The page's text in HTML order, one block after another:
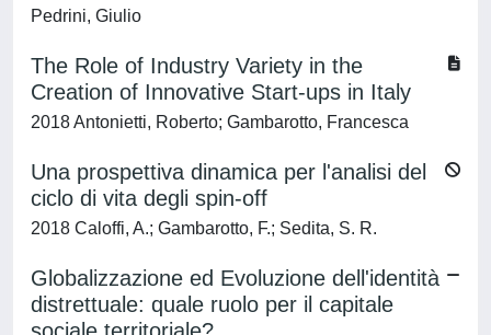
Pedrini, Giulio
The Role of Industry Variety in the
Creation of Innovative Start-ups in Italy
2018 Antonietti, Roberto; Gambarotto, Francesca
Una prospettiva dinamica per l'analisi del
ciclo di vita degli spin-off
2018 Caloffi, A.; Gambarotto, F.; Sedita, S. R.
Globalizzazione ed Evoluzione dell'identità
distrettuale: quale ruolo per il capitale